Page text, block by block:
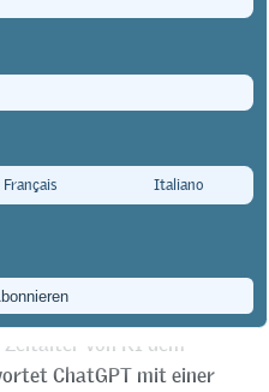
doi.org/10.64829/14656
die KI das
Zeitalter von KI dem
ChatGPT mit einer
Français Italiano